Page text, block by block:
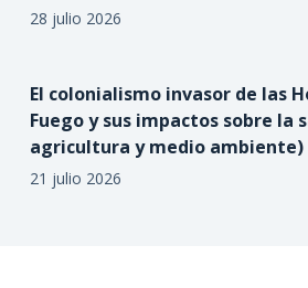
28 julio 2026
El colonialismo invasor de las
Fuego y sus impactos sobre la
agricultura y medio ambiente)
21 julio 2026